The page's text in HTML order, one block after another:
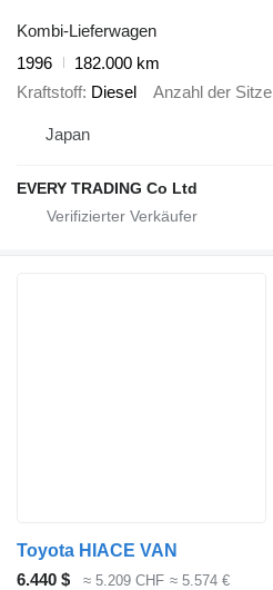
Kombi-Lieferwagen
1996
182.000 km
Kraftstoff Diesel Anzahl der Sitze
Japan
EVERY TRADING Co Ltd
Toyota HIACE VAN
6.440 $
≈ 5.209 CHF ≈ 5.574 €